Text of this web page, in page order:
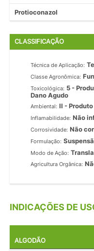
Protioconazol
CLASSIFICAÇÃO
Técnica de Aplicação:
Classe Agronômica:
Toxicológica: 5 -
Dano Agudo
Ambiental: II -
Inflamabilidade: Não
Corrosividade: Não
Formulação:
Modo de Ação:
Agricultura Orgânica:
INDICAÇÕES DE
ALGODÃO